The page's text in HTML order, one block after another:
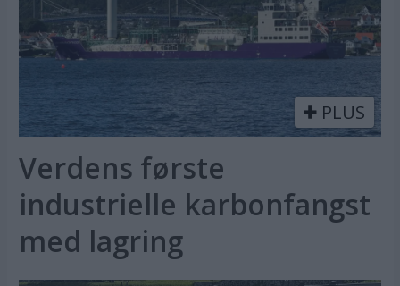
PLUS
Verdens første
industrielle karbonfangst
med lagring